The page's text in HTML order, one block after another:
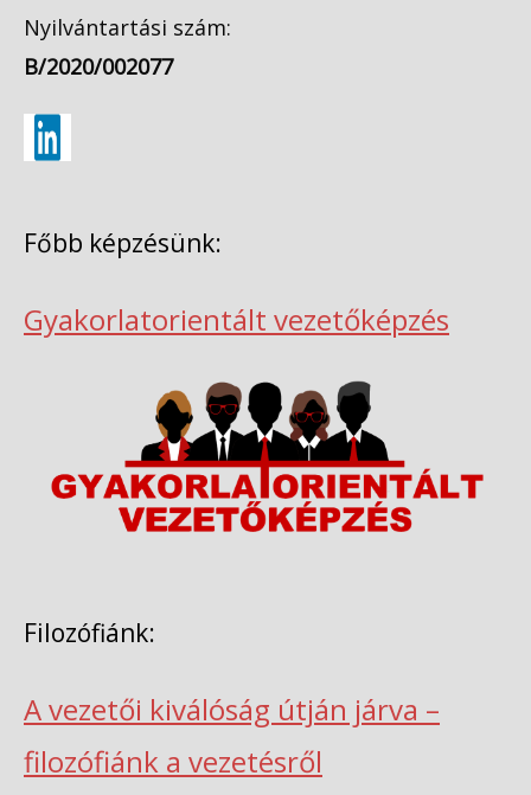
Nyilvántartási szám:
B/2020/002077
Főbb képzésünk:
Gyakorlatorientált vezetőképzés
Filozófiánk:
A vezetői kiválóság útján járva –
filozófiánk a vezetésről